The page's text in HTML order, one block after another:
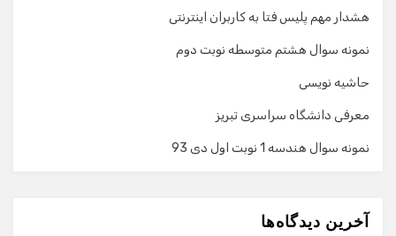
هشدار مهم پلیس فتا به کاربران اینترنتی
نمونه سوال هشتم متوسطه نوبت دوم
حاشیه نویسی
معرفی دانشگاه سراسری تبریز
نمونه سوال هندسه 1 نوبت اول دی 93
آخرین دیدگاه‌ها
گفت‌وگو با دستیار هوشمند
سلام! برای شروع گفت‌وگو لطفاً شماره تماس یا ایمیل خود را